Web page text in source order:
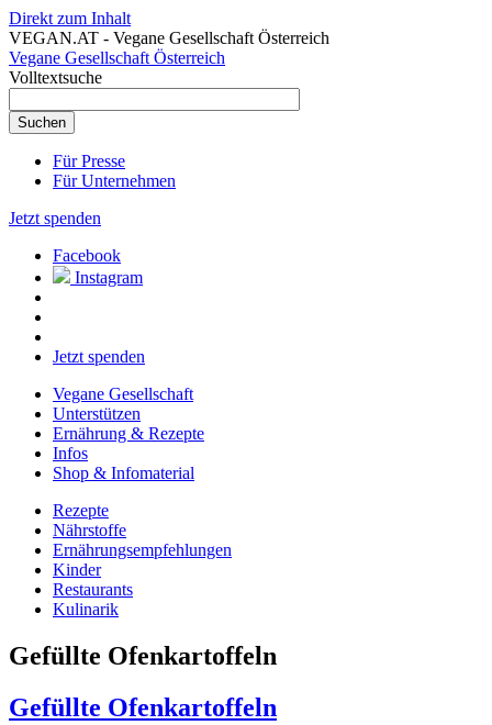
Direkt zum Inhalt
VEGAN.AT - Vegane Gesellschaft Österreich
Vegane Gesellschaft Österreich
Volltextsuche
Für Presse
Für Unternehmen
Jetzt spenden
Facebook
Instagram
Jetzt spenden
Vegane Gesellschaft
Unterstützen
Ernährung & Rezepte
Infos
Shop & Infomaterial
Rezepte
Nährstoffe
Ernährungsempfehlungen
Kinder
Restaurants
Kulinarik
Gefüllte Ofenkartoffeln
Gefüllte Ofenkartoffeln